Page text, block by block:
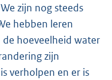
zijn nog steeds
hebben leren
hoeveelheid water
zijn
verholpen en er is